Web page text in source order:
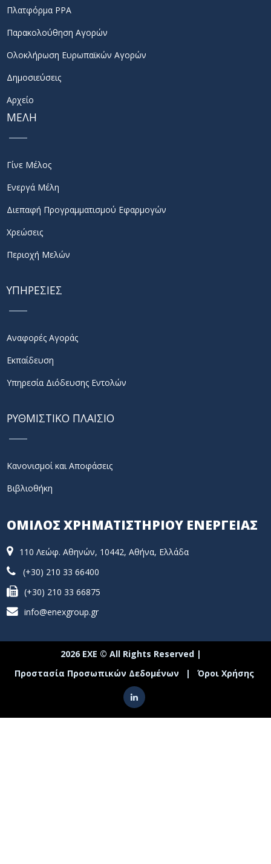
Πλατφόρμα PPA
Παρακολούθηση Αγορών
Ολοκλήρωση Ευρωπαϊκών Αγορών
Δημοσιεύσεις
Αρχείο
ΜΕΛΗ
Γίνε Μέλος
Ενεργά Μέλη
Διεπαφή Προγραμματισμού Εφαρμογών
Χρεώσεις
Περιοχή Μελών
ΥΠΗΡΕΣΙΕΣ
Αναφορές Αγοράς
Εκπαίδευση
Υπηρεσία Διόδευσης Εντολών
ΡΥΘΜΙΣΤΙΚΟ ΠΛΑΙΣΙΟ
Κανονισμοί και Αποφάσεις
Βιβλιοθήκη
ΟΜΙΛΟΣ ΧΡΗΜΑΤΙΣΤΗΡΙΟΥ ΕΝΕΡΓΕΙΑΣ
110 Λεώφ. Αθηνών, 10442, Αθήνα, Ελλάδα
(+30) 210 33 66400
(+30) 210 33 66875
info@enexgroup.gr
2026 ΕΧΕ © All Rights Reserved |
Προστασία Προσωπικών Δεδομένων
| Όροι Χρήσης